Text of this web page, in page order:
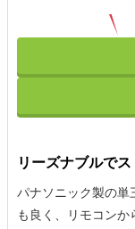
リーズナブルで
パナソニック製の単
も良く、リモコン